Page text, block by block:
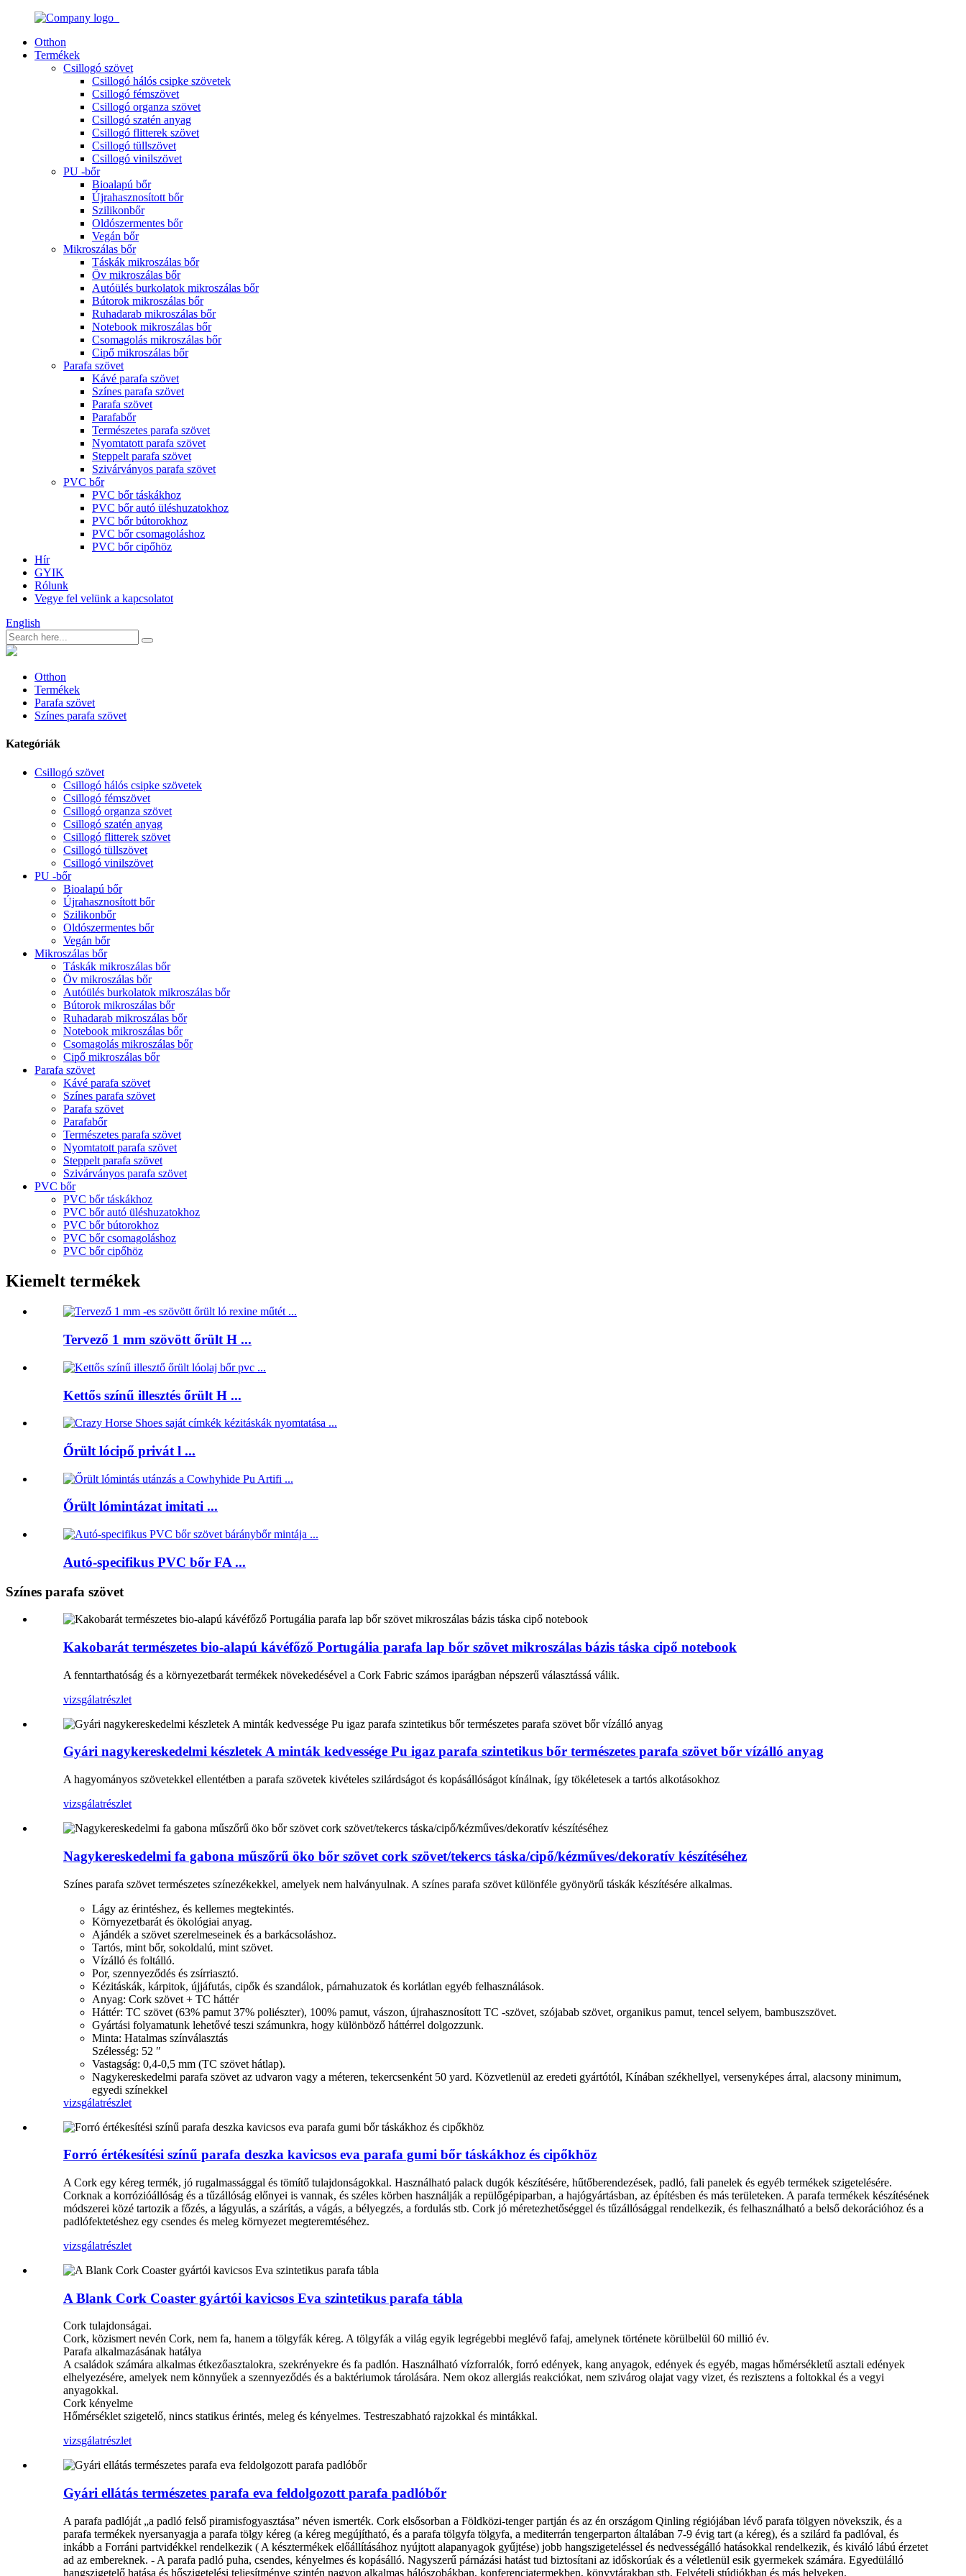
Otthon
Termékek
Csillogó szövet
Csillogó hálós csipke szövetek
Csillogó fémszövet
Csillogó organza szövet
Csillogó szatén anyag
Csillogó flitterek szövet
Csillogó tüllszövet
Csillogó vinilszövet
PU -bőr
Bioalapú bőr
Újrahasznosított bőr
Szilikonbőr
Oldószermentes bőr
Vegán bőr
Mikroszálas bőr
Táskák mikroszálas bőr
Öv mikroszálas bőr
Autóülés burkolatok mikroszálas bőr
Bútorok mikroszálas bőr
Ruhadarab mikroszálas bőr
Notebook mikroszálas bőr
Csomagolás mikroszálas bőr
Cipő mikroszálas bőr
Parafa szövet
Kávé parafa szövet
Színes parafa szövet
Parafa szövet
Parafabőr
Természetes parafa szövet
Nyomtatott parafa szövet
Steppelt parafa szövet
Szivárványos parafa szövet
PVC bőr
PVC bőr táskákhoz
PVC bőr autó üléshuzatokhoz
PVC bőr bútorokhoz
PVC bőr csomagoláshoz
PVC bőr cipőhöz
Hír
GYIK
Rólunk
Vegye fel velünk a kapcsolatot
English
Otthon
Termékek
Parafa szövet
Színes parafa szövet
Kategóriák
Csillogó szövet
Csillogó hálós csipke szövetek
Csillogó fémszövet
Csillogó organza szövet
Csillogó szatén anyag
Csillogó flitterek szövet
Csillogó tüllszövet
Csillogó vinilszövet
PU -bőr
Bioalapú bőr
Újrahasznosított bőr
Szilikonbőr
Oldószermentes bőr
Vegán bőr
Mikroszálas bőr
Táskák mikroszálas bőr
Öv mikroszálas bőr
Autóülés burkolatok mikroszálas bőr
Bútorok mikroszálas bőr
Ruhadarab mikroszálas bőr
Notebook mikroszálas bőr
Csomagolás mikroszálas bőr
Cipő mikroszálas bőr
Parafa szövet
Kávé parafa szövet
Színes parafa szövet
Parafa szövet
Parafabőr
Természetes parafa szövet
Nyomtatott parafa szövet
Steppelt parafa szövet
Szivárványos parafa szövet
PVC bőr
PVC bőr táskákhoz
PVC bőr autó üléshuzatokhoz
PVC bőr bútorokhoz
PVC bőr csomagoláshoz
PVC bőr cipőhöz
Kiemelt termékek
Tervező 1 mm szövött őrült H ...
Kettős színű illesztés őrült H ...
Őrült lócipő privát l ...
Őrült lómintázat imitati ...
Autó-specifikus PVC bőr FA ...
Színes parafa szövet
Kakobarát természetes bio-alapú kávéfőző Portugália parafa lap bőr szövet mikroszálas bázis táska cipő notebook
A fenntarthatóság és a környezetbarát termékek növekedésével a Cork Fabric számos iparágban népszerű választássá válik.
vizsgálatrészlet
Gyári nagykereskedelmi készletek A minták kedvessége Pu igaz parafa szintetikus bőr természetes parafa szövet bőr vízálló anyag
A hagyományos szövetekkel ellentétben a parafa szövetek kivételes szilárdságot és kopásállóságot kínálnak, így tökéletesek a tartós alkotásokhoz
vizsgálatrészlet
Nagykereskedelmi fa gabona műszőrű öko bőr szövet cork szövet/tekercs táska/cipő/kézműves/dekoratív készítéséhez
Színes parafa szövet természetes színezékekkel, amelyek nem halványulnak. A színes parafa szövet különféle gyönyörű táskák készítésére alkalmas.
Lágy az érintéshez, és kellemes megtekintés.
Környezetbarát és ökológiai anyag.
Ajándék a szövet szerelmeseinek és a barkácsoláshoz.
Tartós, mint bőr, sokoldalú, mint szövet.
Vízálló és foltálló.
Por, szennyeződés és zsírriasztó.
Kézitáskák, kárpitok, újjáfutás, cipők és szandálok, párnahuzatok és korlátlan egyéb felhasználások.
Anyag: Cork szövet + TC háttér
Háttér: TC szövet (63% pamut 37% poliészter), 100% pamut, vászon, újrahasznosított TC -szövet, szójabab szövet, organikus pamut, tencel selyem, bambuszszövet.
Gyártási folyamatunk lehetővé teszi számunkra, hogy különböző háttérrel dolgozzunk.
Minta: Hatalmas színválasztás
Szélesség: 52 ″
Vastagság: 0,4-0,5 mm (TC szövet hátlap).
Nagykereskedelmi parafa szövet az udvaron vagy a méteren, tekercsenként 50 yard. Közvetlenül az eredeti gyártótól, Kínában székhellyel, versenyképes árral, alacsony minimum,
egyedi színekkel
vizsgálatrészlet
Forró értékesítési színű parafa deszka kavicsos eva parafa gumi bőr táskákhoz és cipőkhöz
A Cork egy kéreg termék, jó rugalmassággal és tömítő tulajdonságokkal. Használható palack dugók készítésére, hűtőberendezések, padló, fali panelek és egyéb termékek szigetelésére.
Corknak a korrózióállóság és a tűzállóság előnyei is vannak, és széles körben használják a repülőgépiparban, a hajógyártásban, az építésben és más területeken. A parafa termékek készítésének
módszerei közé tartozik a főzés, a lágyulás, a szárítás, a vágás, a bélyegzés, a fordulás stb. Cork jó méretezhetőséggel és tűzállósággal rendelkezik, és felhasználható a belső dekorációhoz és a
padlófektetéshez egy csendes és meleg környezet megteremtéséhez.
vizsgálatrészlet
A Blank Cork Coaster gyártói kavicsos Eva szintetikus parafa tábla
Cork tulajdonságai.
Cork, közismert nevén Cork, nem fa, hanem a tölgyfák kéreg. A tölgyfák a világ egyik legrégebbi meglévő fafaj, amelynek története körülbelül 60 millió év.
Parafa alkalmazásának hatálya
A családok számára alkalmas étkezőasztalokra, szekrényekre és fa padlón. Használható vízforralók, forró edények, kang anyagok, edények és egyéb, magas hőmérsékletű asztali edények
elhelyezésére, amelyek nem könnyűek a szennyeződés és a baktériumok tárolására. Nem okoz allergiás reakciókat, nem szivárog olajat vagy vizet, és rezisztens a foltokkal és a vegyi
anyagokkal.
Cork kényelme
Hőmérséklet szigetelő, nincs statikus érintés, meleg és kényelmes. Testreszabható rajzokkal és mintákkal.
vizsgálatrészlet
Gyári ellátás természetes parafa eva feldolgozott parafa padlóbőr
A parafa padlóját „a padló felső piramisfogyasztása” néven ismerték. Cork elsősorban a Földközi-tenger partján és az én országom Qinling régiójában lévő parafa tölgyen növekszik, és a
parafa termékek nyersanyagja a parafa tölgy kéreg (a kéreg megújítható, és a parafa tölgyfa tölgyfa, a mediterrán tengerparton általában 7-9 évig tart (a kéreg), és a szilárd fa padlóval, és
inkább a Forráni partvidékkel rendelkezik ( A késztermékek előállításához nyújtott alapanyagok gyűjtése) jobb hangszigeteléssel és nedvességálló hatásokkal rendelkezik, és kiváló lábú érzetet
ad az embereknek. - A parafa padló puha, csendes, kényelmes és kopásálló. Nagyszerű párnázási hatást tud biztosítani az időskorúak és a véletlenül esik gyermekek számára. Egyedülálló
hangszigetelő hatása és hőszigetelési teljesítménye szintén nagyon alkalmas hálószobákban, konferenciatermekben, könyvtárakban stb. Felvételi stúdiókban és más helyeken.